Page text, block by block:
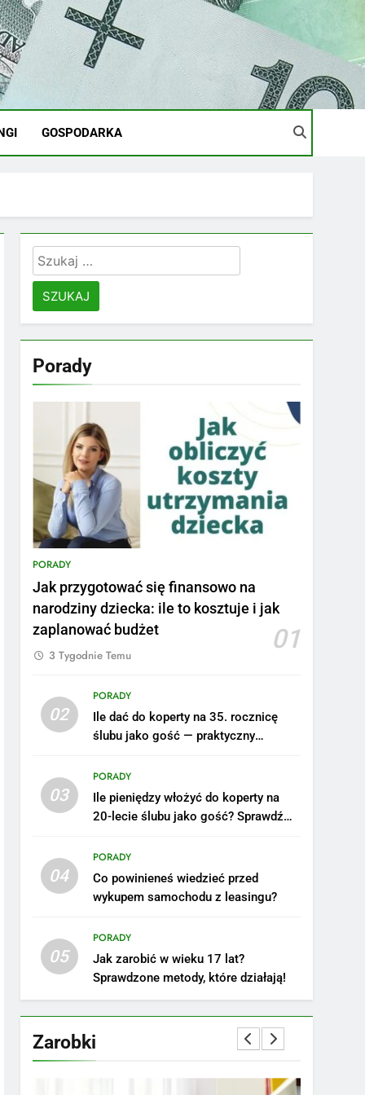
GOSPODARKA
Szukaj:
Porady
PORADY
Jak przygotować się finansowo na
narodziny dziecka: ile to kosztuje i jak
zaplanować budżet
01
3 Tygodnie Temu
02
PORADY
Ile dać do koperty na 35. rocznicę
ślubu jako gość — praktyczny
03
PORADY
Ile pieniędzy włożyć do koperty na
20-lecie ślubu jako gość? Sprawdź
04
PORADY
Co powinieneś wiedzieć przed
wykupem samochodu z leasingu?
05
PORADY
Jak zarobić w wieku 17 lat?
Sprawdzone metody, które działają!
Zarobki
5
ZAROBKI
Akcje charytatywne w
szkole: pomysły i